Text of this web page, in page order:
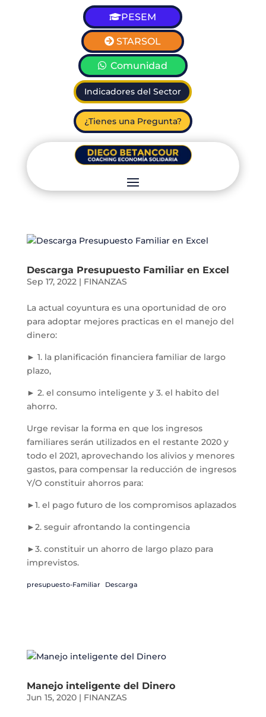
PESEM
STARSOL
Comunidad
Indicadores del Sector
¿Tienes una Pregunta?
Descarga Presupuesto Familiar en Excel
Sep 17, 2022| FINANZAS
La actual coyuntura es una oportunidad de oro
para adoptar mejores practicas en el manejo del
dinero:
► 1. la planificación financiera familiar de largo
plazo,
► 2. el consumo inteligente y 3. el habito del
ahorro.
Urge revisar la forma en que los ingresos
familiares serán utilizados en el restante 2020 y
todo el 2021, aprovechando los alivios y menores
gastos, para compensar la reducción de ingresos
Y/O constituir ahorros para:
►1. el pago futuro de los compromisos aplazados
►2. seguir afrontando la contingencia
►3. constituir un ahorro de largo plazo para
imprevistos.
presupuesto-Familiar Descarga
Manejo inteligente del Dinero
Jun 15, 2020| FINANZAS